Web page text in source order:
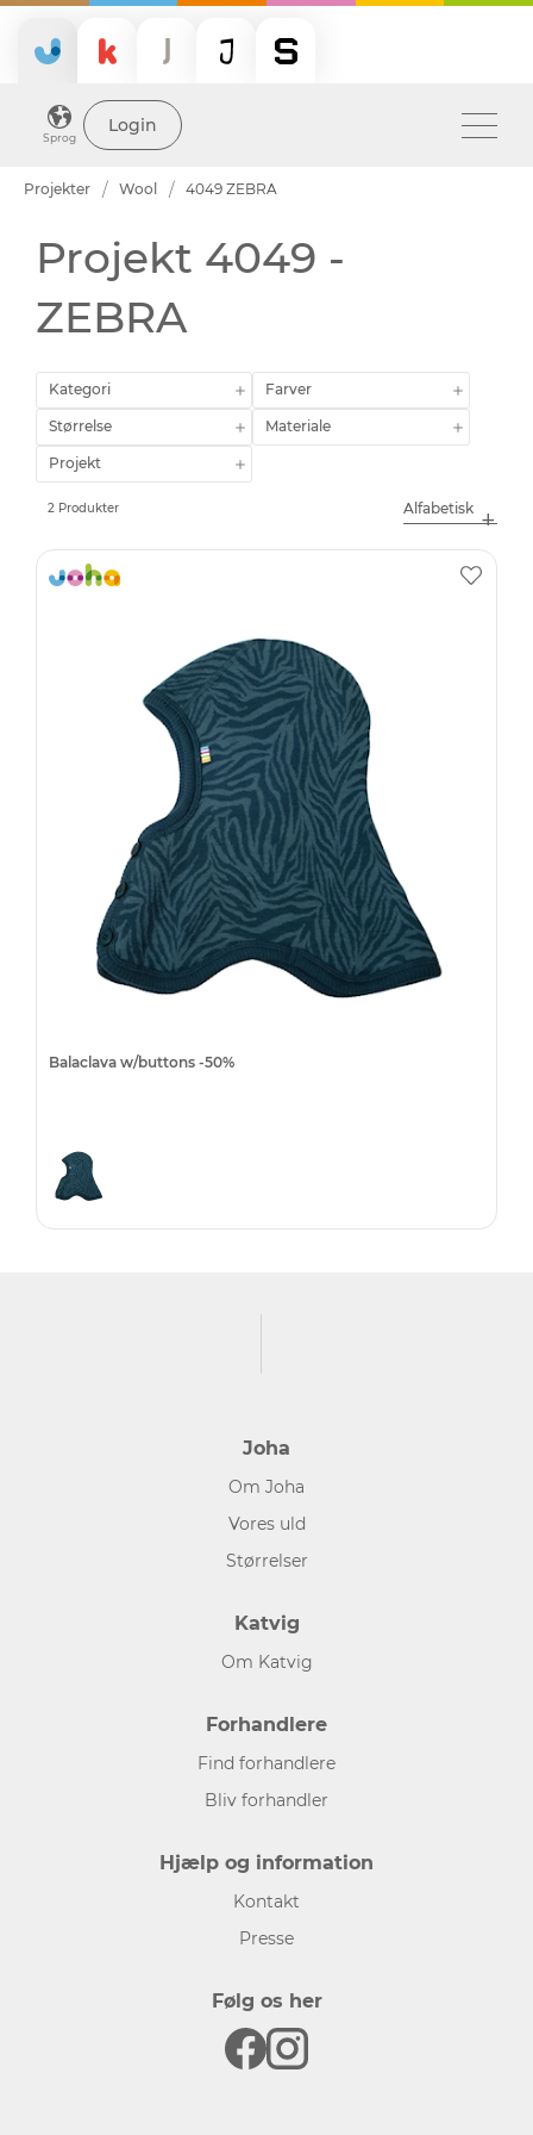
Sprog
Login
Projekter Wool 4049 ZEBRA
Projekt 4049 -
ZEBRA
Kategori Farver
Størrelse Materiale
Projekt
2 Produkter
Balaclava w/buttons -50%
Joha
Om Joha
Vores uld
Størrelser
Katvig
Om Katvig
Forhandlere
Find forhandlere
Bliv forhandler
Hjælp og information
Kontakt
Presse
Følg os her